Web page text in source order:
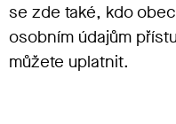
se zde také, kdo
osobním údajům
můžete uplatnit.